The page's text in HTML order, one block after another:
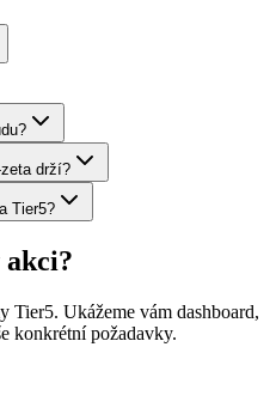
drží?
Tier5?
akci?
Tier5. Ukážeme vám dashboard,
konkrétní požadavky.